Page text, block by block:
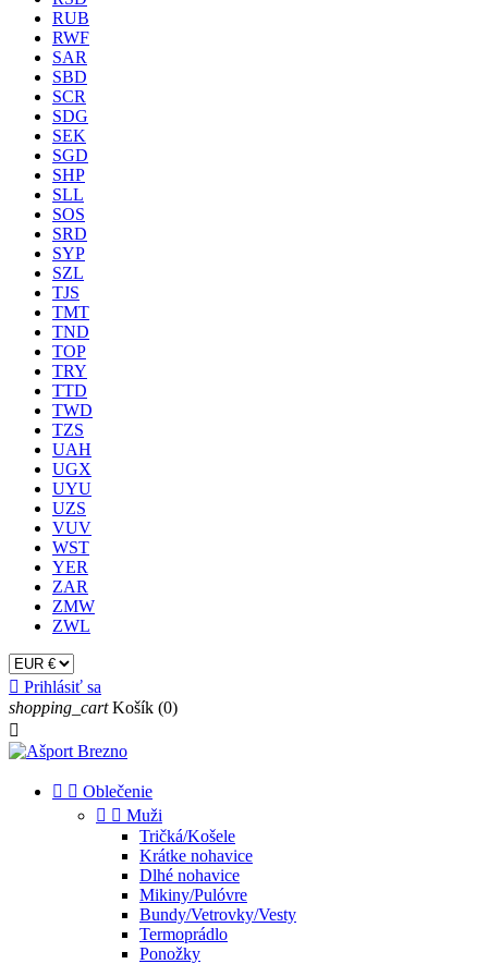
RUB
RWF
SAR
SBD
SCR
SDG
SEK
SGD
SHP
SLL
SOS
SRD
SYP
SZL
TJS
TMT
TND
TOP
TRY
TTD
TWD
TZS
UAH
UGX
UYU
UZS
VUV
WST
YER
ZAR
ZMW
ZWL
 Prihlásiť sa
shopping_cart Košík (0)

  Oblečenie
  Muži
Tričká/Košele
Krátke nohavice
Dlhé nohavice
Mikiny/Pulóvre
Bundy/Vetrovky/Vesty
Termoprádlo
Ponožky